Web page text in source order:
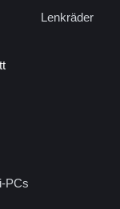
Lenkräder
PCs